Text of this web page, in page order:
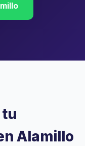
tu
Alamillo